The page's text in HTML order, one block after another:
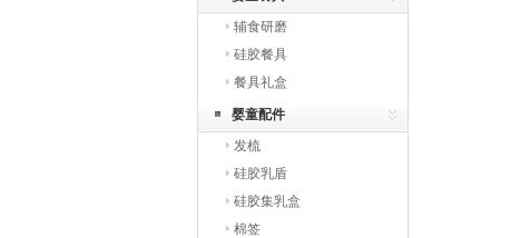
辅食研磨
硅胶餐具
餐具礼盒
婴童配件
发梳
硅胶乳盾
硅胶集乳盒
棉签